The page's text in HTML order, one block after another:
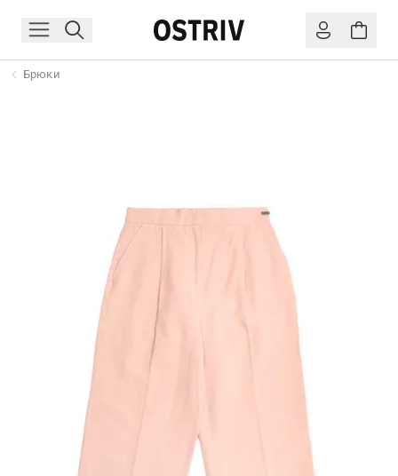
Брюки